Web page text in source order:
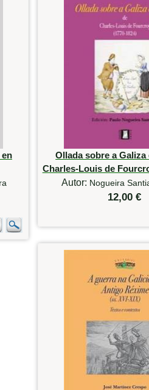
Ollada sobre a Galiza
Charles-Louis de
Autor: Nogueira
12,00 €